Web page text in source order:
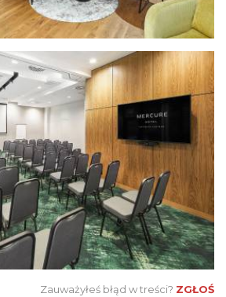
Zauważyłeś błąd w treści? ZGŁOŚ